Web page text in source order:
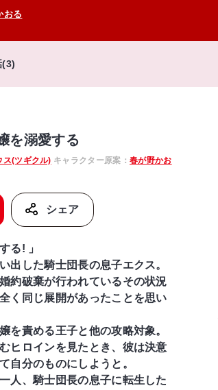
おる
(3)
を溺愛する
(ツギクル) キャラクター原案：春が野かお
シェア
る! 」
出した騎士団長の息子エクス。
約破棄が行われているその状況
く同じ展開があったことを思い
を責める王子と他の攻略対象。
ヒロインを見たとき、彼は決意
自分のものにしようと。
人、騎士団長の息子に転生した